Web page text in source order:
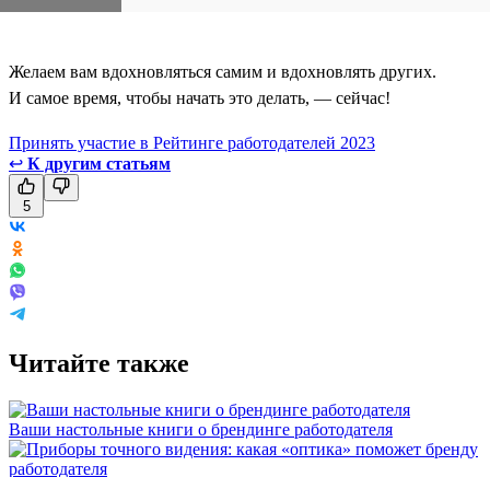
Желаем вам вдохновляться самим и вдохновлять других.
И самое время, чтобы начать это делать, — сейчас!
Принять участие в Рейтинге работодателей 2023
↩ К другим статьям
5
Читайте также
Ваши настольные книги о брендинге работодателя